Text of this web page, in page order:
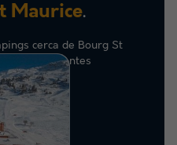
Maurice.
cerca de Bourg St
nuestros clientes